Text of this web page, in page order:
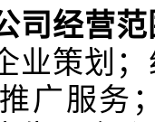
司经营
业策划
广服务